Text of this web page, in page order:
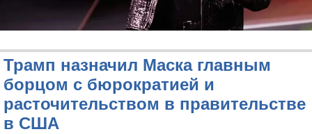
Трамп назначил Маска главным
борцом с бюрократией и
расточительством в правительстве
в США